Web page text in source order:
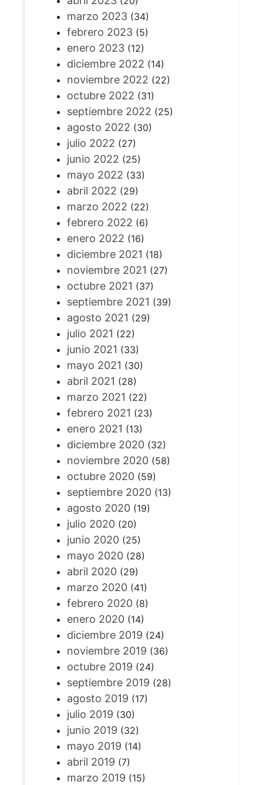
marzo 2023(34)
febrero 2023(5)
enero 2023(12)
diciembre 2022 (14)
noviembre 2022 (22)
octubre 2022 (31)
septiembre 2022 (25)
agosto 2022 (30)
julio 2022 (27)
junio 2022 (25)
mayo 2022 (33)
abril 2022 (29)
marzo 2022 (22)
febrero 2022 (6)
enero 2022 (16)
diciembre 2021 (18)
noviembre 2021 (27)
octubre 2021 (37)
septiembre 2021 (39)
agosto 2021 (29)
julio 2021 (22)
junio 2021 (33)
mayo 2021 (30)
abril 2021 (28)
marzo 2021 (22)
febrero 2021 (23)
enero 2021 (13)
diciembre 2020(32)
noviembre 2020(58)
octubre 2020(59)
septiembre 2020(13)
agosto 2020(19)
julio 2020(20)
junio 2020(25)
mayo 2020(28)
abril 2020(29)
marzo 2020(41)
febrero 2020(8)
enero 2020(14)
diciembre 2019 (24)
noviembre 2019 (36)
octubre 2019 (24)
septiembre 2019 (28)
agosto 2019 (17)
julio 2019 (30)
junio 2019 (32)
mayo 2019 (14)
abril 2019 (7)
marzo 2019 (15)